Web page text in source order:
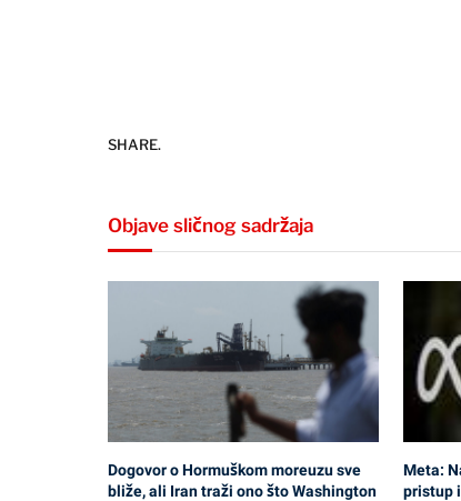
SHARE.
Objave sličnog sadržaja
Dogovor o Hormuškom moreuzu sve
bliže, ali Iran traži ono što Washington
Meta:
pristup